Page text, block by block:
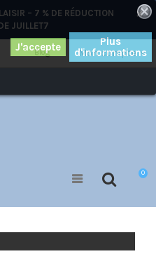
– 7 % DE RÉDUCTION
JUILLET7
×
Mon compte
Blog
0
Plus
d'informations